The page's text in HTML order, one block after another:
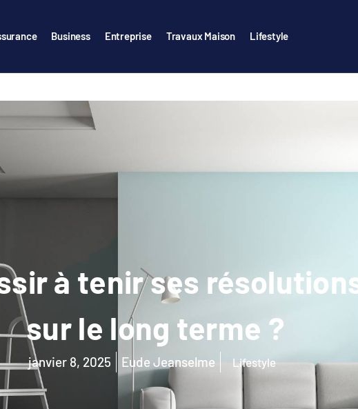
Business Entreprise Travaux Maison Lifestyle
à tenir ses
sur le long terme ?
janvier 8, 2025 Eude Jeanselme Lifestyle